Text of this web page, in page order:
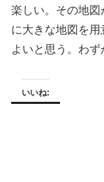
楽しい。その地図
に大きな地図を
よいと思う。わず
いいね: